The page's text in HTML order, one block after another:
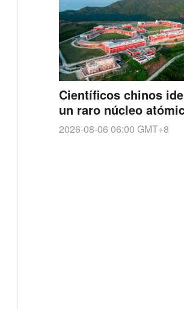
Científicos chinos
un raro núcleo
2026-08-06 06:00 GMT+8